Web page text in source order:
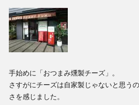
手始めに「おつまみ燻製チーズ」。
さすがにチーズは自家製じゃないと思う
さを感じました。